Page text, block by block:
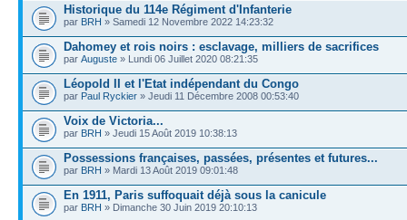
Historique du 114e Régiment d'Infanterie
par BRH » Samedi 12 Novembre 2022 14:23:32
Dahomey et rois noirs : esclavage, milliers de sacrifices
par Auguste » Lundi 06 Juillet 2020 08:21:35
Léopold II et l'Etat indépendant du Congo
par Paul Ryckier » Jeudi 11 Décembre 2008 00:53:40
Voix de Victoria...
par BRH » Jeudi 15 Août 2019 10:38:13
Possessions françaises, passées, présentes et futures...
par BRH » Mardi 13 Août 2019 09:01:48
En 1911, Paris suffoquait déjà sous la canicule
par BRH » Dimanche 30 Juin 2019 20:10:13